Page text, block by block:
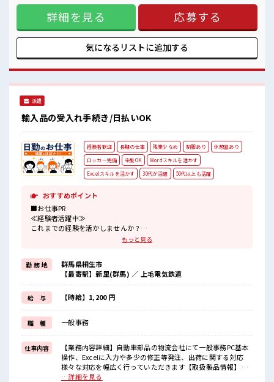
もできそう≫ 新しいことにチャレンジするのは不安だけど、
しっかり働く環境が整っています！ イチからスキルUP・ステ
ップUP目指していきましょう！ ≪収入アップを目指せる≫ 高
時給だらけの派遣のお仕事です！ ■職場の雰囲気 女性も活躍
しやすい雰囲気の職場です！ 20代活躍中のフレッシュな職場
です☆ 休憩室で楽しくおしゃべり！ ストレス解消☆ ロッカー
詳細を見る 応募する
気になるリストに追加する
派遣
輸入品の受入れ手続き/日払いOK
経験者歓迎 長期の仕事 残業少なめ 制服あり
休憩室あり
ロッカー完備
染髪OK
Wordスキルを活かす
Excelスキルを活かす
30代が活躍 50代以上も活躍
おすすめポイント
■お仕事PR
≪経験者活躍中≫
これまでの経験を活かしませんか？
≪時間にメリハリを≫
残業はほとんどナシ！
場合によってはお願いすることもあります♪
≪髪型自由≫
基本的に髪色自由で明るすぎたり奇抜でなければOKです！
(規定有)≪機能的な制服アリ≫
制服があるので、
毎日の服装の悩み解消♪
≪収入アップを目指せる≫
高時給だらけの派遣のお仕事です！
■職場の雰囲気
派手すぎなければ多少のヘアカラーもOKなのはウレシイPoint☆
もっと見る
勤 務 地
群馬県桐生市
【最寄駅】新里(群馬) ／ 上毛電気鉄道
給 与 【時給】1,200 円
職 種 一般事務
仕事内容
【業務内容詳細】自動車部品の物流会社にて一般事務PC基本
操作、Excelに入力や多少の修正等発注、出荷に関する対応
様々な対応を幅広く行っていただきます【取扱製品情報】 ■
お仕事PR ≪経験者活躍中≫ これまでの経験を活かしません
…詳細を見る